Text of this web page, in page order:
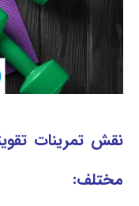
نقش تمرینات
مختلف: